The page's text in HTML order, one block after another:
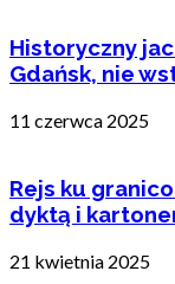
Historyczny
Gdańsk, nie
11 czerwca 2025
Rejs ku
dyktą i
21 kwietnia 2025